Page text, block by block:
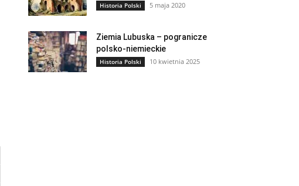
Historia Polski 5 maja 2020
Ziemia Lubuska – pogranicze
polsko-niemieckie
Historia Polski 10 kwietnia 2025